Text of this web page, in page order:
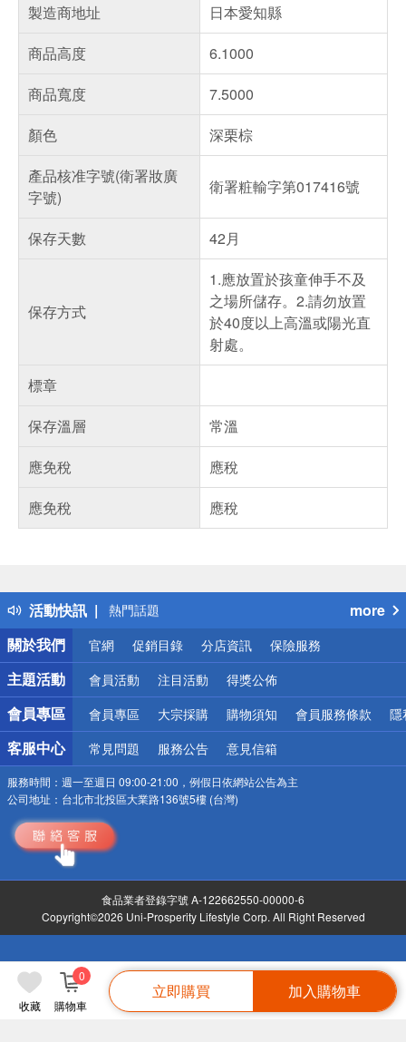
收藏 購物車
0
立即購買 加入購物車
製造商地址
日本愛知縣
商品高度
6.1000
商品寬度
7.5000
顏色
深栗棕
產品核准字號(衛署妝廣
字號)
衛署粧輸字第017416號
保存天數 42月
保存方式
1.應放置於孩童伸手不及
之場所儲存。2.請勿放置
於40度以上高溫或陽光直
射處。
標章
保存溫層
常溫
應免稅
應稅
應免稅
應稅
活動快訊
得獎公告
熱門話題
銀行優惠
偏遠地區配送
詐騙網頁！請小心！
more
關於我們
官網 促銷目錄 分店資訊 保險服務
主題活動 會員活動 注目活動 得獎公佈
會員專區 會員專區 大宗採購 購物須知 會員服務條款 隱
客服中心 常見問題 服務公告 意見信箱
服務時間： 週一至週日 09:00-21:00，例假日依網站公告為主
公司地址： 台北市北投區大業路136號5樓 (台灣)
食品業者登錄字號 A-122662550-00000-6
Copyright©2026 Uni-Prosperity Lifestyle Corp. All Right Reserved